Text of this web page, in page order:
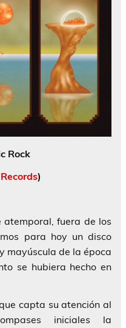
Rock
)
fuera de los
para hoy un disco
mayúscula de la época
se hubiera hecho en
capta su atención al
iniciales la